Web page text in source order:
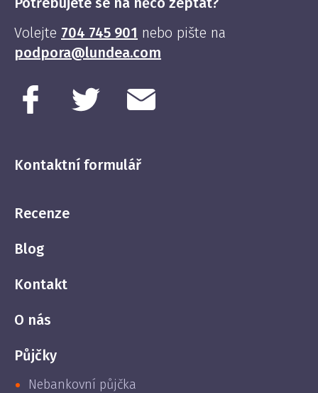
Volejte 704 745 901 nebo pište na
podpora@lundea.com
Kontaktní formulář
Recenze
Blog
Kontakt
O nás
Půjčky
Nebankovní půjčka